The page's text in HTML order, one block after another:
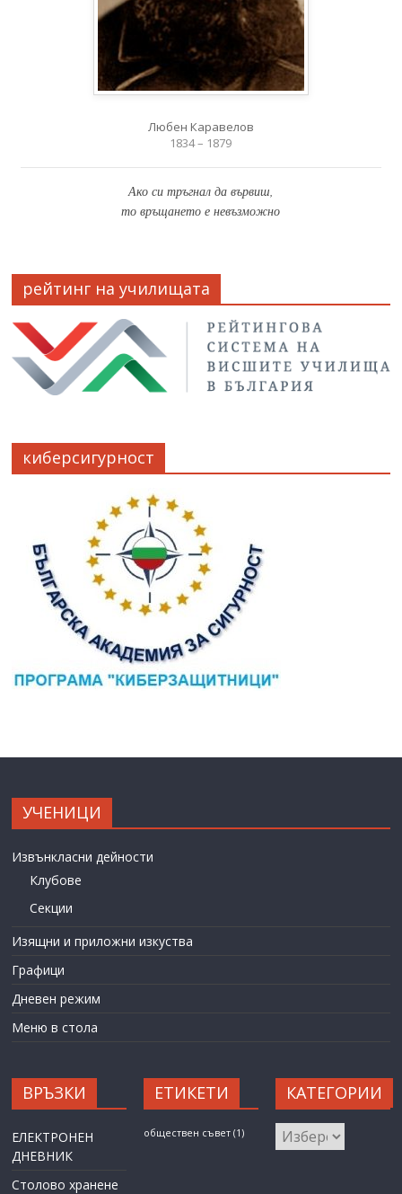
Любен Каравелов
1834 – 1879
Ако си тръгнал да вървиш,
то връщането е невъзможно
рейтинг на училищата
киберсигурност
УЧЕНИЦИ
Извънкласни дейности
Клубове
Секции
Изящни и приложни изкуства
Графици
Дневен режим
Меню в стола
ВРЪЗКИ
ЕЛЕКТРОНЕН
ДНЕВНИК
Столово хранене
ЕТИКЕТИ
обществен съвет (1)
КАТЕГОРИИ
КАТЕГОРИИ